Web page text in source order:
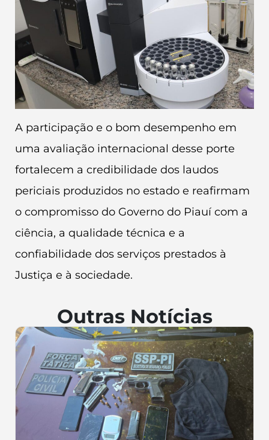
A participação e o bom desempenho em
uma avaliação internacional desse porte
fortalecem a credibilidade dos laudos
periciais produzidos no estado e reafirmam
o compromisso do Governo do Piauí com a
ciência, a qualidade técnica e a
confiabilidade dos serviços prestados à
Justiça e à sociedade.
Outras Notícias